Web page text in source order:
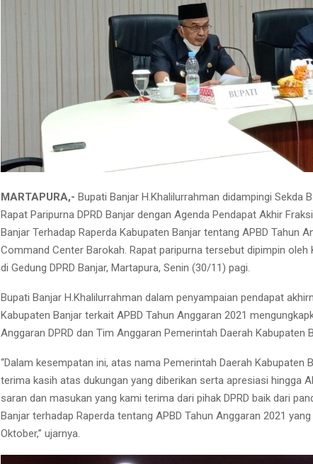
MARTAPURA,- Bupati Banjar H.Khalilurrahman didampingi Sekda
Rapat Paripurna DPRD Banjar dengan Agenda Pendapat Akhir
Banjar Terhadap Raperda Kabupaten Banjar tentang APBD Tahun
Command Center Barokah. Rapat paripurna tersebut dipimpin oleh
di Gedung DPRD Banjar, Martapura, Senin (30/11) pagi.
Bupati Banjar H.Khalilurrahman dalam penyampaian pendapat
Kabupaten Banjar terkait APBD Tahun Anggaran 2021
Anggaran DPRD dan Tim Anggaran Pemerintah Daerah Kabupaten
“Dalam kesempatan ini, atas nama Pemerintah Daerah Kabupaten
terima kasih atas dukungan yang diberikan serta apresiasi hingga
saran dan masukan yang kami terima dari pihak DPRD baik dari
Banjar terhadap Raperda tentang APBD Tahun Anggaran 2021
Oktober,” ujarnya.